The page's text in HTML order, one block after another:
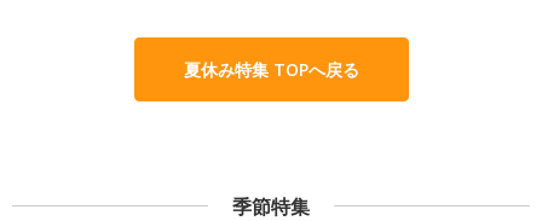
夏休み特集 TOPへ戻る
季節特集